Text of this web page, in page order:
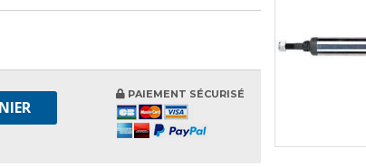
PAIEMENT SÉCURISÉ